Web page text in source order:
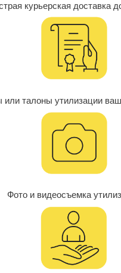
курьерская доставка
или талоны утилизации
Фото и видеосъемка